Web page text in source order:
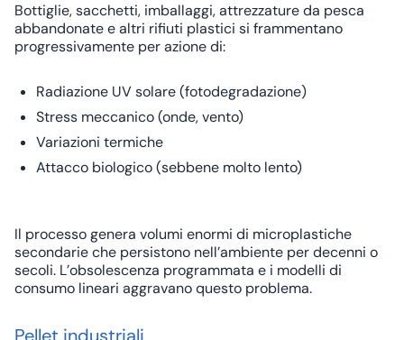
Bottiglie, sacchetti, imballaggi, attrezzature da pesca
abbandonate e altri rifiuti plastici si frammentano
progressivamente per azione di:
Radiazione UV solare (fotodegradazione)
Stress meccanico (onde, vento)
Variazioni termiche
Attacco biologico (sebbene molto lento)
Il processo genera volumi enormi di microplastiche
secondarie che persistono nell’ambiente per decenni o
secoli. L’obsolescenza programmata e i modelli di
consumo lineari aggravano questo problema.